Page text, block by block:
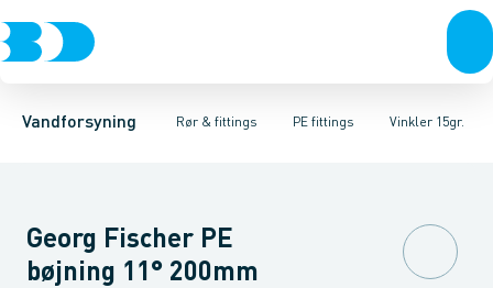
Vandforsyning Rør & fittings
Rør & fittingsKoblinger & anboringerMuffer, klemmer &
PE fittings
PE rørPE EL fittingsPE fittings Duktiljern fittingsVinkler 15gr.
Vinkler 90gr.Vinkler 60gr.Vinkler 45gr.Vinkler 30gr.Vinkler
Georg Fischer PE
bøjning 11° 200mm